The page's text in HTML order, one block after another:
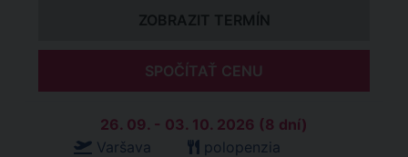
ZOBRAZIT TERMÍN
SPOČÍTAŤ CENU
26. 09. - 03. 10. 2026 (8 dní)
Varšava
polopenzia